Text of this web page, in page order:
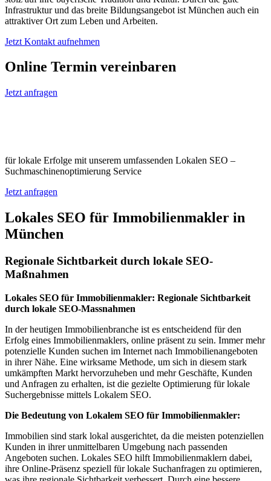
Infrastruktur und das breite Bildungsangebot ist München auch ein
attraktiver Ort zum Leben und Arbeiten.
Jetzt Kontakt aufnehmen
Online Termin vereinbaren
Jetzt anfragen
für lokale Erfolge mit unserem umfassenden Lokalen SEO –
Suchmaschinenoptimierung Service
Jetzt anfragen
Lokales SEO für Immobilienmakler in
München
Regionale Sichtbarkeit durch lokale SEO-
Maßnahmen
Lokales SEO für Immobilienmakler: Regionale Sichtbarkeit
durch lokale SEO-Massnahmen
In der heutigen Immobilienbranche ist es entscheidend für den
Erfolg eines Immobilienmaklers, online präsent zu sein. Immer mehr
potenzielle Kunden suchen im Internet nach Immobilienangeboten
in ihrer Nähe. Eine wirksame Methode, um sich in diesem stark
umkämpften Markt hervorzuheben und mehr Geschäfte, Kunden
und Anfragen zu erhalten, ist die gezielte Optimierung für lokale
Suchergebnisse mittels Lokalem SEO.
Die Bedeutung von Lokalem SEO für Immobilienmakler:
Immobilien sind stark lokal ausgerichtet, da die meisten potenziellen
Kunden in ihrer unmittelbaren Umgebung nach passenden
Angeboten suchen. Lokales SEO hilft Immobilienmaklern dabei,
ihre Online-Präsenz speziell für lokale Suchanfragen zu optimieren,